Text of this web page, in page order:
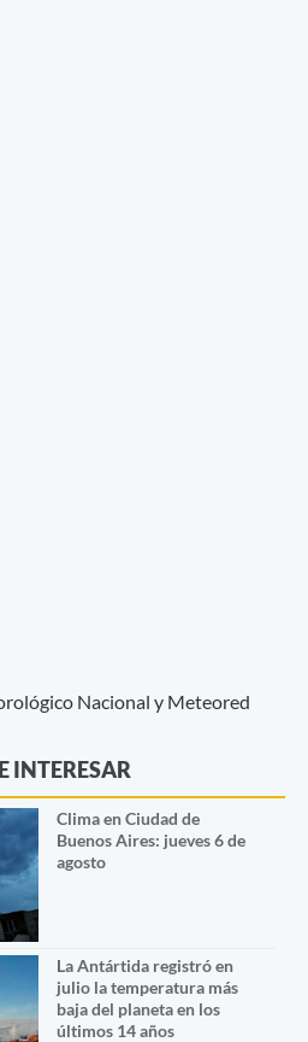
Nacional y Meteored
INTERESAR
Clima en Ciudad de
Buenos Aires: jueves 6 de
agosto
La Antártida registró en
julio la temperatura más
baja del planeta en los
últimos 14 años